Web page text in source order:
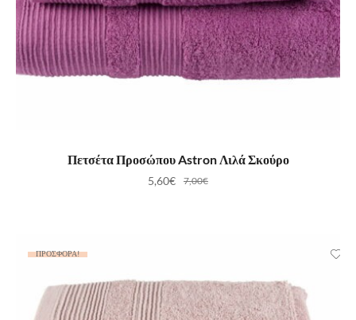
ΠΡΟΣΘΉΚΗ ΣΤΟ ΚΑΛΆΘΙ
Πετσέτα Προσώπου Astron Λιλά Σκούρο
7,00€
5,60€
ΠΡΟΣΦΟΡΆ!